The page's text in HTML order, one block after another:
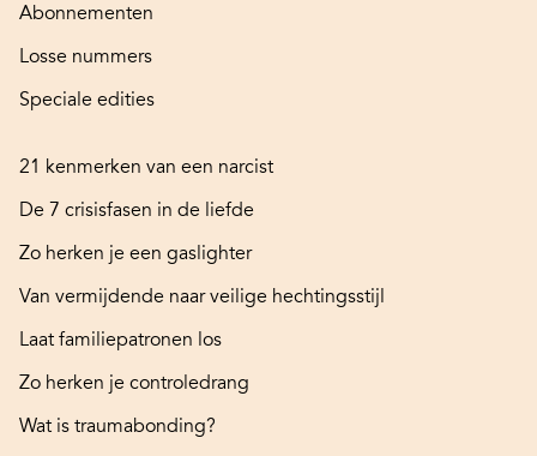
Abonnementen
Losse nummers
Speciale edities
21 kenmerken van een narcist
De 7 crisisfasen in de liefde
Zo herken je een gaslighter
Van vermijdende naar veilige hechtingsstijl
Laat familiepatronen los
Zo herken je controledrang
Wat is traumabonding?